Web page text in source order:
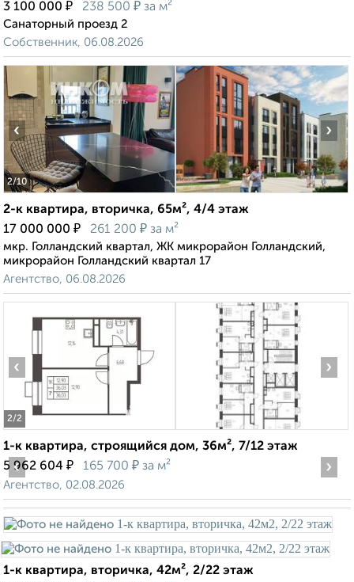
3 100 000 ₽ 238 500 ₽ за м²
Санаторный проезд 2
Собственник, 06.08.2026
2/10
‹ ›
2-к квартира, вторичка, 65м², 4/4 этаж
17 000 000 ₽ 261 200 ₽ за м²
мкр. Голландский квартал, ЖК микрорайон Голландский,
микрорайон Голландский квартал 17
Агентство, 06.08.2026
2/2
‹ ›
1-к квартира, строящийся дом, 36м², 7/12 этаж
5 962 604 ₽ 165 700 ₽ за м²
Агентство, 02.08.2026
‹ ›
1-к квартира, вторичка, 42м², 2/22 этаж